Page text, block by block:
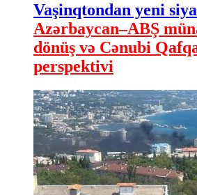
Vaşinqtondan yeni
Azərbaycan–ABŞ
dönüş və Cənubi
perspektivi